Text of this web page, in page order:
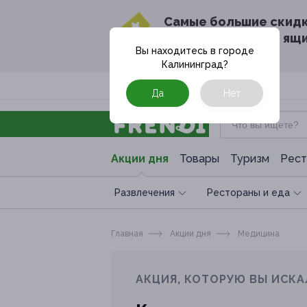
Cамые большие
в твоём почтовом
Москва
Акции дня Товары Туризм
Развлечения Рестораны и еда
Вы находитесь в городе
Калининград?
Да Нет
Главная Акции дня Медицина
АКЦИЯ, КОТОРУЮ ВЫ